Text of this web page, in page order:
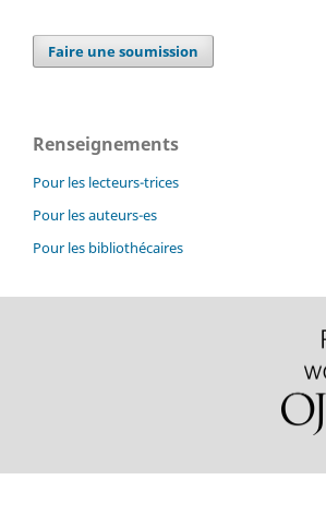
Faire une soumission
Renseignements
Pour les lecteurs-trices
Pour les auteurs-es
Pour les bibliothécaires